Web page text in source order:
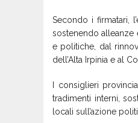
Secondo i firmatari,
sostenendo alleanze
e politiche, dal
dell’Alta Irpinia e al
I consiglieri
tradimenti interni,
locali sull’azione